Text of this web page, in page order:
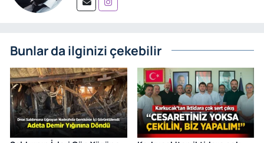
Bunlar da ilginizi çekebilir